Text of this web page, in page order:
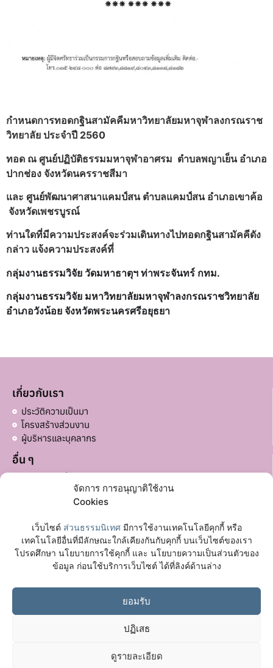
จัดการ การอนุญาติใช้งาน
Cookies
เว็บไซต์ ส่วนธรรมนิเทศมีการใช้งานเทคโนโลยีคุกกี้ หรือ
เทคโนโลยีอื่นที่มีลักษณะใกล้เคียงกันกับคุกกี้ บนเว็บไซต์ของเรา
โปรดศึกษา นโยบายการใช้คุกกี้ และ นโยบายความเป็นส่วนตัวของ
ข้อมูล ก่อนใช้บริการเว็บไซต์ ได้ที่ลิงค์ด้านล่าง
ยอมรับ
ปฏิเสธ
ดูรายละเอียด
กำหนดการทอดกฐินสามัคคีมหาวิทยาลัยมหาจุฬาลงกรณราช
วิทยาลัย ประจำปี 2560
ทอด ณ ศูนย์ปฏิบัติธรรมมหาจุฬาอาศรม ตำบลพญาเย็น อำเภอ
ปากช่อง จังหวัดนครราชสีมา
และ ศูนย์พัฒนาศาสนาแคมป์สน ตำบลแคมป์สน อำเภอเขาค้อ
จังหวัดเพชรบูรณ์
ท่านใดที่มีความประสงค์จะร่วมเดินทางไปทอดกฐินสามัคคีดัง
กล่าว แจ้งความประสงค์ที่
กลุ่มงานธรรมวิจัย วัดมหาธาตุฯ ท่าพระจันทร์ กทม.
กลุ่มงานธรรมวิจัย มหาวิทยาลัยมหาจุฬาลงกรณราชวิทยาลัย
อำเภอวังน้อย จังหวัดพระนครศรีอยุธยา
เกี่ยวกับเรา
ประวัติความเป็นมา
โครงสร้างส่วนงาน
ผู้บริหารและบุคลากร
อื่น ๆ
ลิงก์ที่เกี่ยวข้อง
มหาวิทยาลัยมหาจุฬาลงกรณราชวิทยาลัย
เฟซบุ๊กเพจ
ติดต่อเรา
ต.ลำไทร อ.วังน้อย จ.พระนครศรีอยุธยา